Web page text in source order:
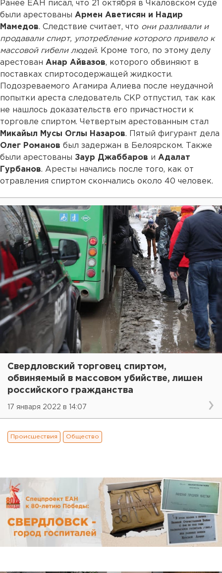
Ранее ЕАН писал, что 21 октября в Чкаловском суде
были арестованы Армен Аветисян и Надир
Мамедов. Следствие считает, что они разливали и
продавали спирт, употребление которого привело к
массовой гибели людей. Кроме того, по этому делу
арестован Анар Айвазов, которого обвиняют в
поставках спиртосодержащей жидкости.
Подозреваемого Агамира Алиева после неудачной
попытки ареста следователь СКР отпустил, так как
не нашлось доказательств его причастности к
торговле спиртом. Четвертым арестованным стал
Микайыл Мусы Оглы Назаров. Пятый фигурант дела
Олег Романов был задержан в Белоярском. Также
были арестованы Заур Джаббаров и Адалат
Гурбанов. Аресты начались после того, как от
отравления спиртом скончались около 40 человек.
Свердловский торговец спиртом,
обвиняемый в массовом убийстве, лишен
российского гражданства
17 января 2022 в 14:07
Происшествия Общество